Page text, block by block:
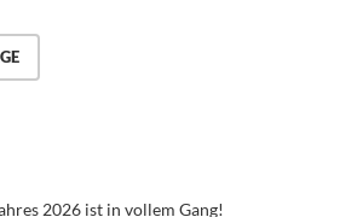
2026 ist in vollem Gang!